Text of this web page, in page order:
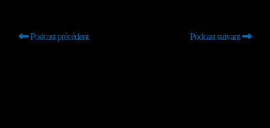
Podcast précédent Podcast suivant